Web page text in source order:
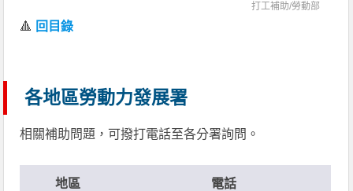
打工補助/勞動部
🔺 回目錄
各地區勞動力發展署
相關補助問題，可撥打電話至各分署詢問。
地區 電話